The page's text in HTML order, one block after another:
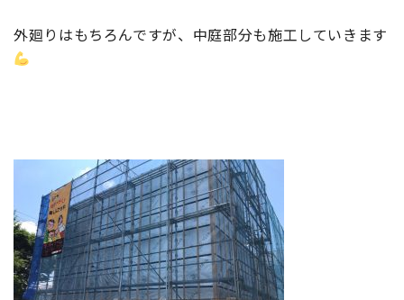
外廻りはもちろんですが、中庭部分も施工していきます